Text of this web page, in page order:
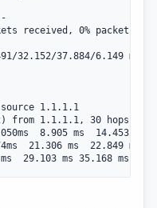
received, 0% packet loss
32.152/37.884/6.149 ms
source 1.1.1.1
1.1.1.1, 30 hops max,
8.905 ms  14.453 ms
21.306 ms  22.849 ms
29.103 ms 35.168 ms